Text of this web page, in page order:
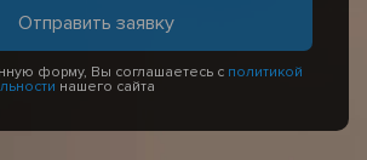
форму, Вы соглашаетесь с политикой
нашего сайта